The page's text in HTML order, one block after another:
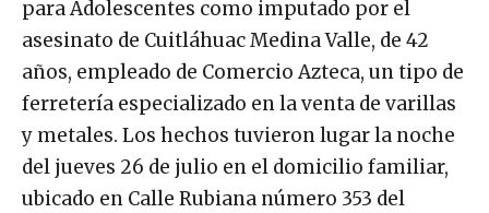
para Adolescentes como imputado por el
asesinato de Cuitláhuac Medina Valle, de 42
años, empleado de Comercio Azteca, un tipo de
ferretería especializado en la venta de varillas
y metales. Los hechos tuvieron lugar la noche
del jueves 26 de julio en el domicilio familiar,
ubicado en Calle Rubiana número 353 del